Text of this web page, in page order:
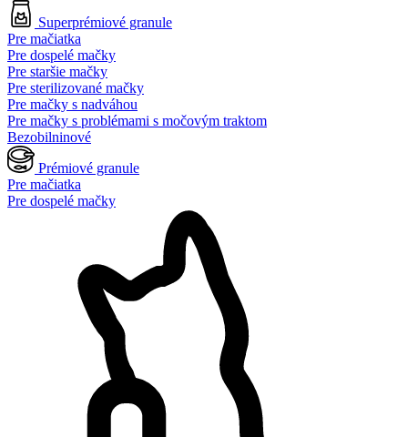
Superprémiové granule
Pre mačiatka
Pre dospelé mačky
Pre staršie mačky
Pre sterilizované mačky
Pre mačky s nadváhou
Pre mačky s problémami s močovým traktom
Bezobilninové
Prémiové granule
Pre mačiatka
Pre dospelé mačky